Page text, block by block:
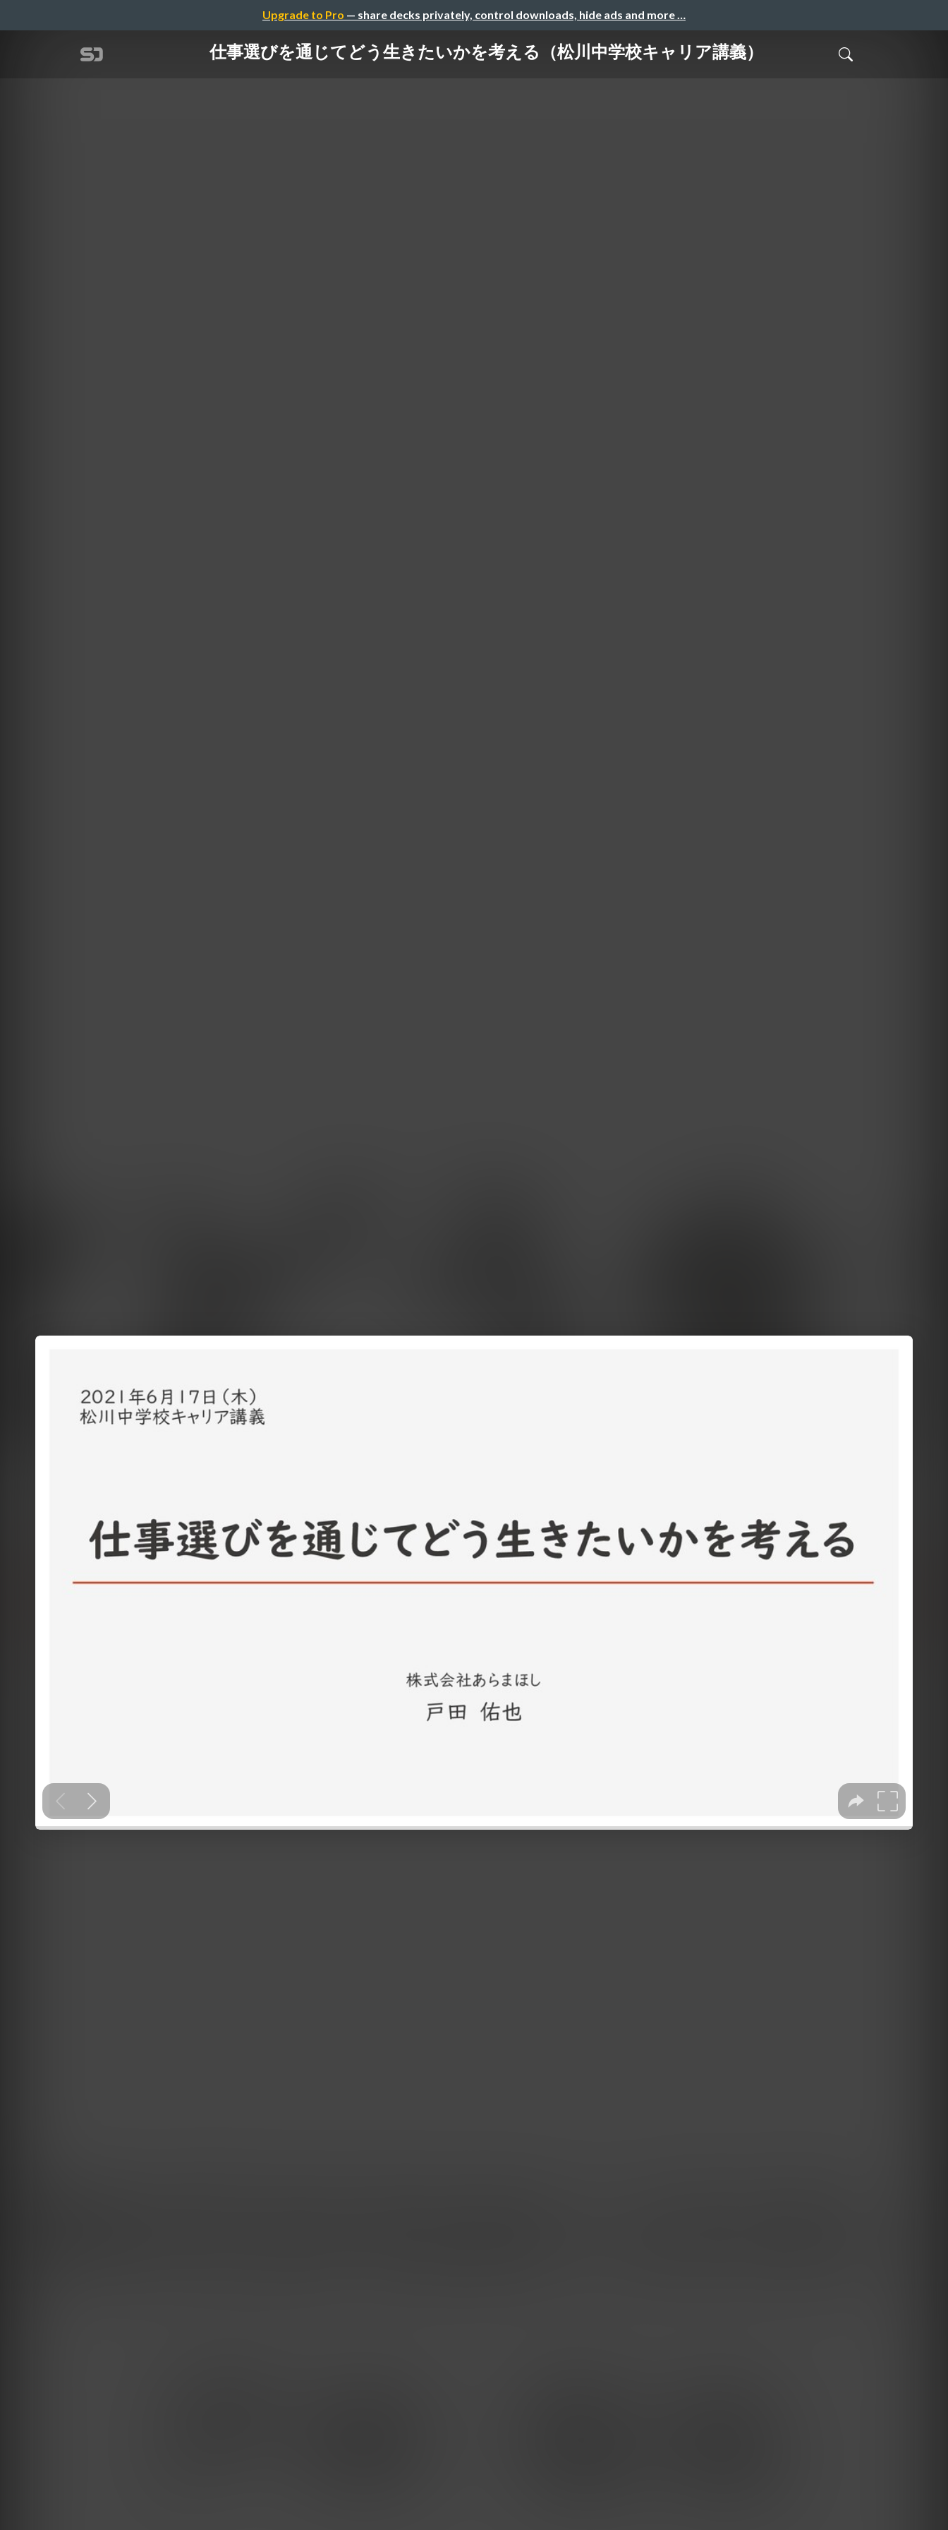
Upgrade to Pro — share decks privately, control downloads, hide ads and more …
仕事選びを通じてどう生きたいかを考える（松川中学校キャリア講義）